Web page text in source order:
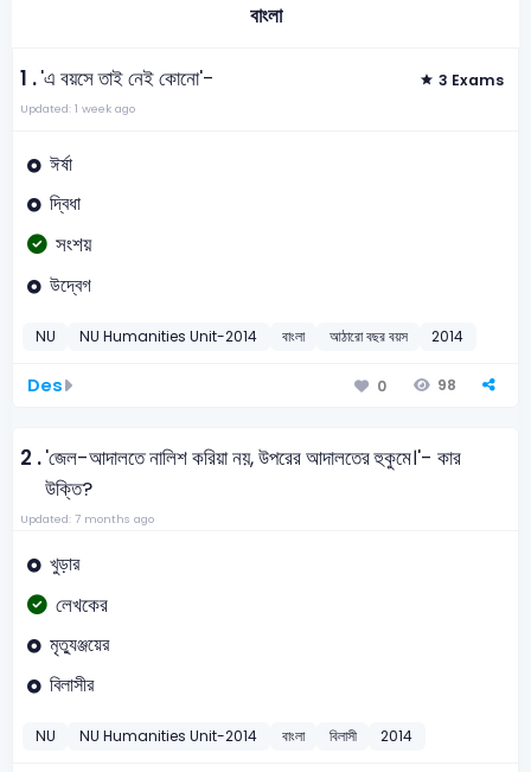
বাংলা
1 .'এ বয়সে তাই নেই কোনো'- 3 Exams
Updated: 1 week ago
ঈর্ষা
দ্বিধা
সংশয়
উদ্বেগ
NU NU Humanities Unit-2014 বাংলা আঠারো বছর বয়স 2014
Des 0 98
2 .'জেল-আদালতে নালিশ করিয়া নয়, উপরের আদালতের হুকুমে।'- কার
উক্তি?
Updated: 7 months ago
খুড়ার
লেখকের
মৃত্যুঞ্জয়ের
বিলাসীর
NU NU Humanities Unit-2014 বাংলা বিলাসী 2014